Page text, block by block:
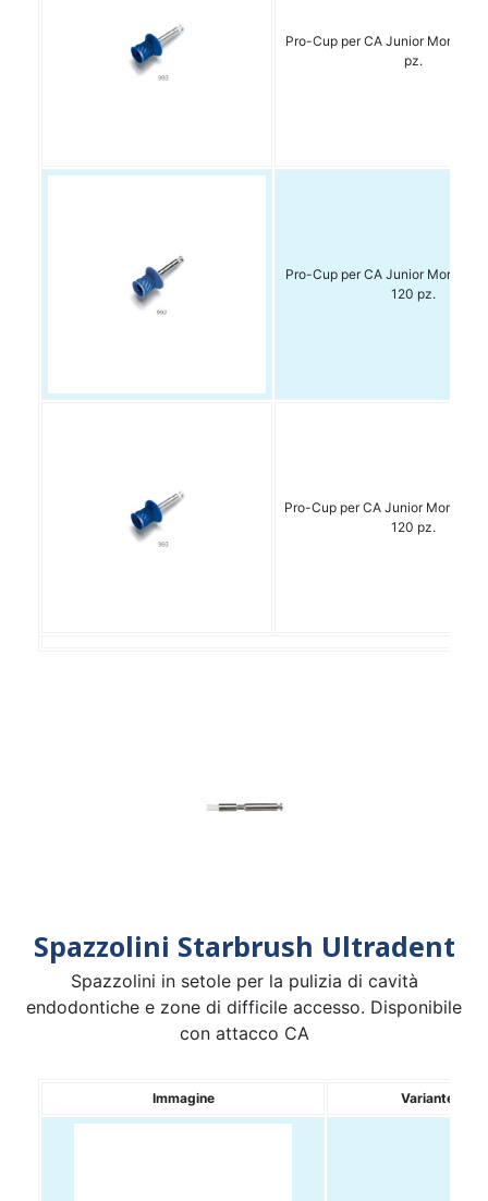
Pro-Cup per CA Junior Morb
pz.
Pro-Cup per CA Junior Morb.
120 pz.
Pro-Cup per CA Junior Morb.
120 pz.
Spazzolini Starbrush Ultradent
Spazzolini in setole per la pulizia di cavità
endodontiche e zone di difficile accesso. Disponibile
con attacco CA
Immagine Variante